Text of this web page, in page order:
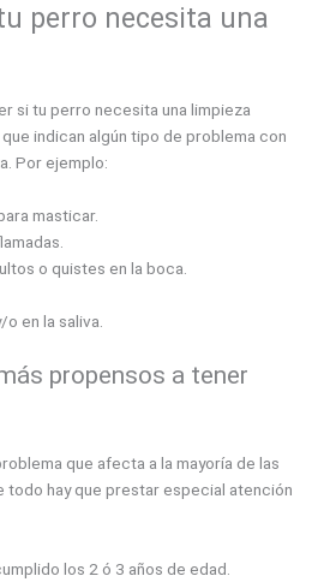
perro necesita una
si tu perro necesita una limpieza
indican algún tipo de problema con
Por ejemplo:
masticar.
o quistes en la boca.
en la saliva.
propensos a tener
que afecta a la mayoría de las
todo hay que prestar especial atención
los 2 ó 3 años de edad.